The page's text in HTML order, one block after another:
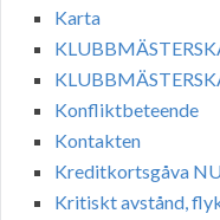
Karta
Konfliktbeteende
Kontakten
Kreditkortsgåva
Kritiskt avstånd,